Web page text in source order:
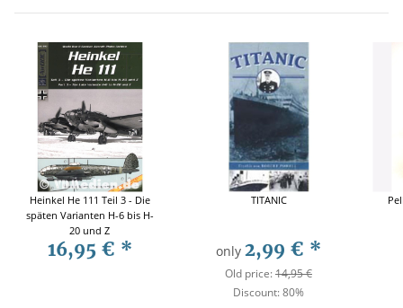
Heinkel He 111 Teil 3 - Die
späten Varianten H-6 bis H-
20 und Z
16,95 € *
TITANIC
only 2,99 € *
Old price:14,95 €
Discount:80%